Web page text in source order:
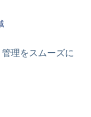
理をスムーズに